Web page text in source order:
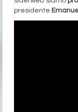
presidente